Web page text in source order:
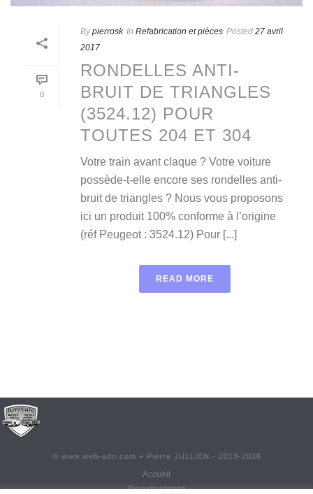
0
By pierrosk In Refabrication et pièces Posted 27 avril
2017
RONDELLES ANTI-
BRUIT DE TRIANGLES
(3524.12) POUR
TOUTES 204 ET 304
Votre train avant claque ? Votre voiture
possède-t-elle encore ses rondelles anti-
bruit de triangles ? Nous vous proposons
ici un produit 100% conforme à l’origine
(réf Peugeot : 3524.12) Pour [...]
READ MORE
© www.web-adn.com + Pierre JULLIEN - 2013- 2026
Accueil
Documentation